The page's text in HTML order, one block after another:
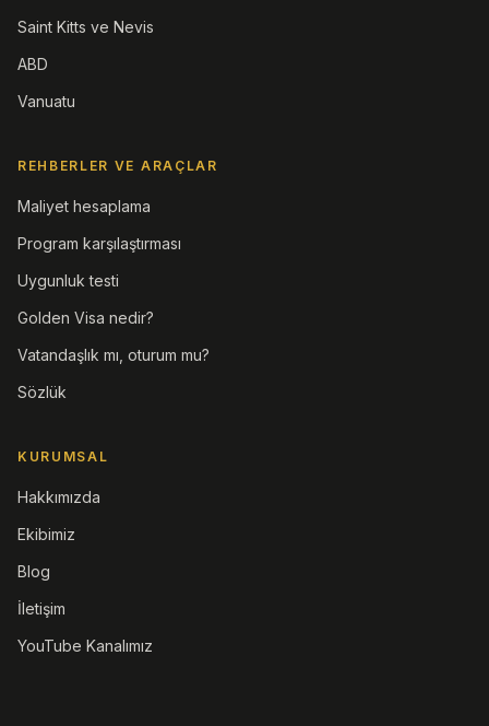
Saint Kitts ve Nevis
ABD
Vanuatu
REHBERLER VE ARAÇLAR
Maliyet hesaplama
Program karşılaştırması
Uygunluk testi
Golden Visa nedir?
Vatandaşlık mı, oturum mu?
Sözlük
KURUMSAL
Hakkımızda
Ekibimiz
Blog
İletişim
YouTube Kanalımız